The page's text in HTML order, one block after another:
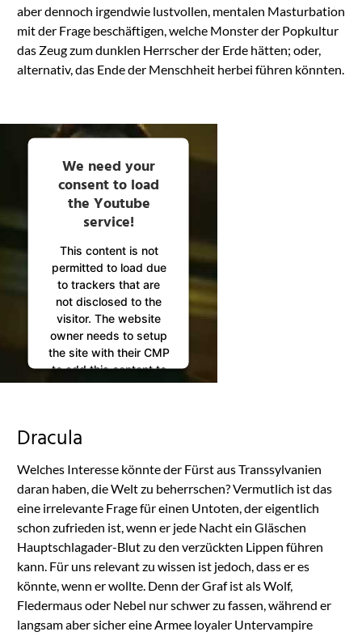
aber dennoch irgendwie lustvollen, mentalen Masturbation
mit der Frage beschäftigen, welche Monster der Popkultur
das Zeug zum dunklen Herrscher der Erde hätten; oder,
alternativ, das Ende der Menschheit herbei führen könnten.
We need your
consent to load
the Youtube
service!
This content is not
permitted to load due
to trackers that are
not disclosed to the
visitor. The website
owner needs to setup
the site with their CMP
to add this content to
the list of technologies
Usercentrics Consent
Platform
Dracula
Welches Interesse könnte der Fürst aus Transsylvanien
daran haben, die Welt zu beherrschen? Vermutlich ist das
eine irrelevante Frage für einen Untoten, der eigentlich
schon zufrieden ist, wenn er jede Nacht ein Gläschen
Hauptschlagader-Blut zu den verzückten Lippen führen
kann. Für uns relevant zu wissen ist jedoch, dass er es
könnte, wenn er wollte. Denn der Graf ist als Wolf,
Fledermaus oder Nebel nur schwer zu fassen, während er
langsam aber sicher eine Armee loyaler Untervampire